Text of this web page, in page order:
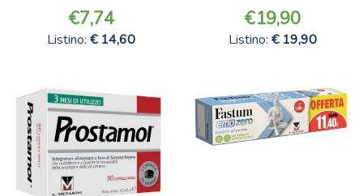
7,74
Listino: 14,60
19,90
Listino: 19,90